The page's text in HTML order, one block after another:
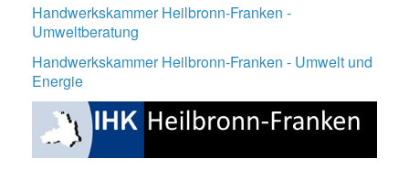
Handwerkskammer Heilbronn-Franken -
Umweltberatung
Handwerkskammer Heilbronn-Franken - Umwelt und
Energie